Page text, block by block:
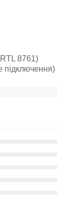
8761)
підключення)